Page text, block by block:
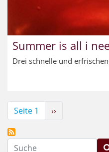
Summer is all i
Drei schnelle und
Seite 1
Nächste
››
Suche